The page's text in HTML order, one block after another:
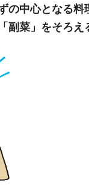
の中心となる料
副菜」をそろえ